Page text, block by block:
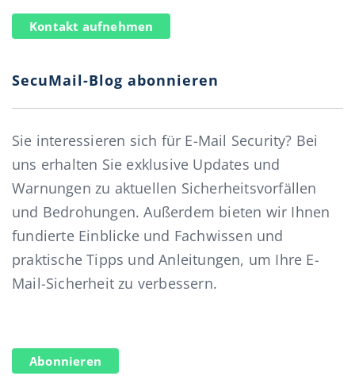
Kontakt aufnehmen
SecuMail-Blog abonnieren
Sie interessieren sich für E-Mail Security? Bei
uns erhalten Sie exklusive Updates und
Warnungen zu aktuellen Sicherheitsvorfällen
und Bedrohungen. Außerdem bieten wir Ihnen
fundierte Einblicke und Fachwissen und
praktische Tipps und Anleitungen, um Ihre E-
Mail-Sicherheit zu verbessern.
Abonnieren